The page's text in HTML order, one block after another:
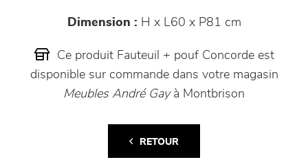
Dimension : H x L60 x P81 cm
Ce produit Fauteuil + pouf Concorde est
disponible sur commande dans votre magasin
Meubles André Gayà Montbrison
RETOUR